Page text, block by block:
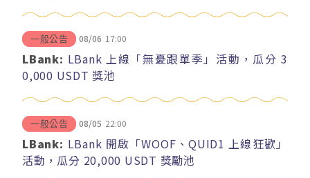
一般公告 08/06 17:00
LBank: LBank 上線「無憂跟單季」活動，瓜分 3
0,000 USDT 獎池
一般公告 08/05 22:00
LBank: LBank 開啟「WOOF、QUID1 上線狂歡」
活動，瓜分 20,000 USDT 獎勵池